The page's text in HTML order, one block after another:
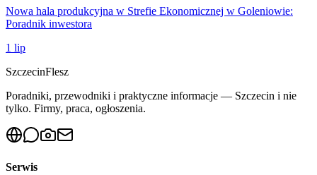
Nowa hala produkcyjna w Strefie Ekonomicznej w Goleniowie:
Poradnik inwestora
1 lip
SzczecinFlesz
Poradniki, przewodniki i praktyczne informacje — Szczecin i nie
tylko. Firmy, praca, ogłoszenia.
Serwis